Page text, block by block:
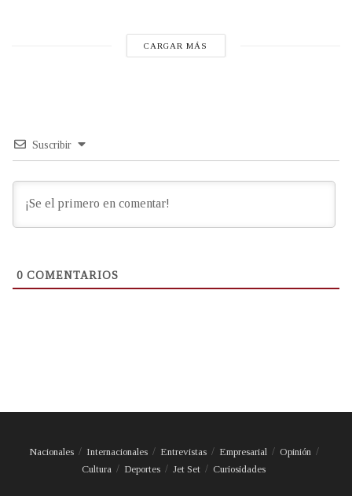
CARGAR MÁS
Suscribir
0 COMENTARIOS
Nacionales Internacionales Entrevistas Empresarial
Opinión
Cultura
Deportes Jet Set Curiosidades